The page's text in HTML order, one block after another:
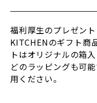
福利厚生のプレゼン
KITCHENのギフト商
トはオリジナルの箱
どのラッピングも可
用ください。